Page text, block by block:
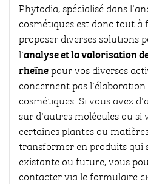
Phytodia, spécialisé dans
cosmétiques est donc tout
proposer diverses solutions
l'analyse et la valorisation
rheïnepour vos diverses
concernent pas
cosmétiques. Si vous avez
sur d'autres molécules ou si
certaines plantes ou
transformer en produits qui
existante ou future, vous
contacter via le formulaire